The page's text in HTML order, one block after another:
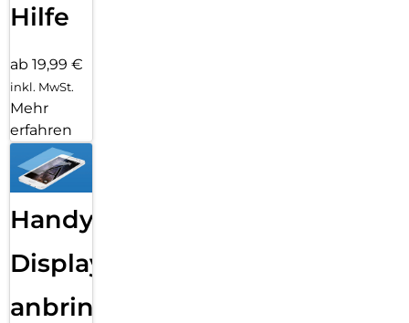
Hilfe
ab 19,99 €
inkl. MwSt.
Mehr
erfahren
Handy
Displayfolie
anbringen